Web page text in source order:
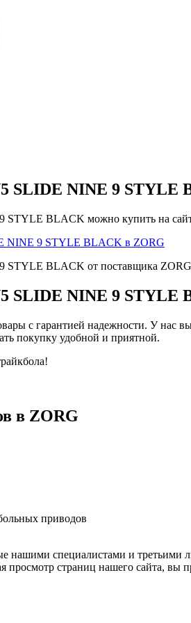
SLIDE NINE 9 STYLE
BLACK можно купить на
NINE 9 STYLE BLACK в ZORG
BLACK от поставщика
SLIDE NINE 9 STYLE
с гарантией надежности. У нас
покупку удобной и приятной.
в ZORG
приводов
специалистами и третьими
страниц нашего сайта, вы